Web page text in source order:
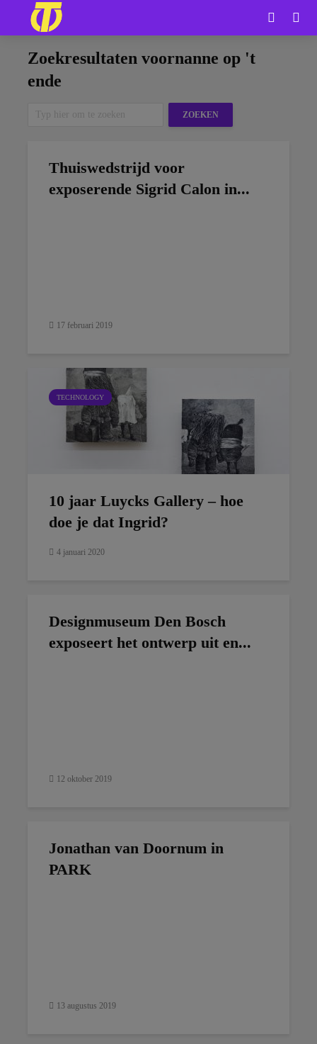
Zoekresultaten voornanne op 't
ende
ZOEKEN
Thuiswedstrijd voor
exposerende Sigrid Calon in...
17 februari 2019
TECHNOLOGY
10 jaar Luycks Gallery – hoe
doe je dat Ingrid?
4 januari 2020
Designmuseum Den Bosch
exposeert het ontwerp uit en...
12 oktober 2019
Jonathan van Doornum in
PARK
13 augustus 2019